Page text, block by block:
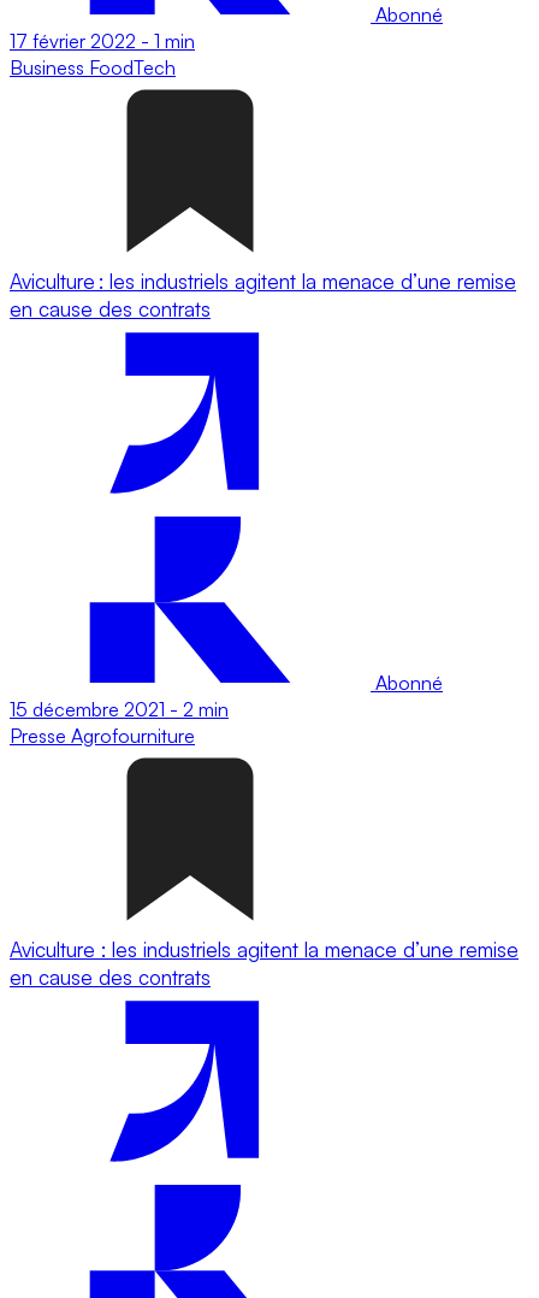
Abonné
17 février 2022 - 1 min
Business FoodTech
Aviculture : les industriels agitent la menace d’une remise
en cause des contrats
Abonné
15 décembre 2021 - 2 min
Presse Agrofourniture
Aviculture : les industriels agitent la menace d’une remise
en cause des contrats